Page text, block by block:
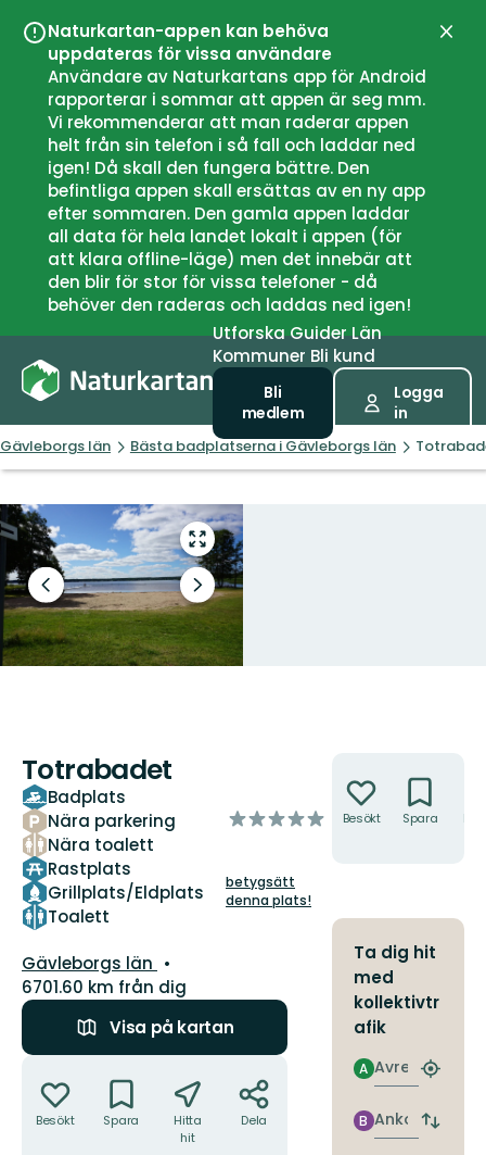
Naturkartan-appen kan behöva
uppdateras för vissa användare
Användare av Naturkartans app för Android
rapporterar i sommar att appen är seg mm.
Vi rekommenderar att man raderar appen
helt från sin telefon i så fall och laddar ned
igen! Då skall den fungera bättre. Den
befintliga appen skall ersättas av en ny app
efter sommaren. Den gamla appen laddar
all data för hela landet lokalt i appen (för
att klara offline-läge) men det innebär att
den blir för stor för vissa telefoner - då
behöver den raderas och laddas ned igen!
UtforskaGuiderLän
Kommuner Bli kund
Bli
medlem
Logga
in
Gävleborgs län Bästa badplatserna i Gävleborgs län
Gå
till
helskärmsläge
Föregående
bild
Nästa
bildspel
Totrabadet
Badplats
Nära parkering
Nära toalett
Rastplats
Grillplats/Eldplats
Toalett
av
betygsätt
denna plats!
Län:
Gävleborgs län
6701.60 km från dig
Visa på kartan
Besökt Spara
Hitta
hit
Dela
Besökt Spara
Ta dig hit
med
kollektivtr
afik
Avresa
A
Hitta
Ankomst
B
Byt